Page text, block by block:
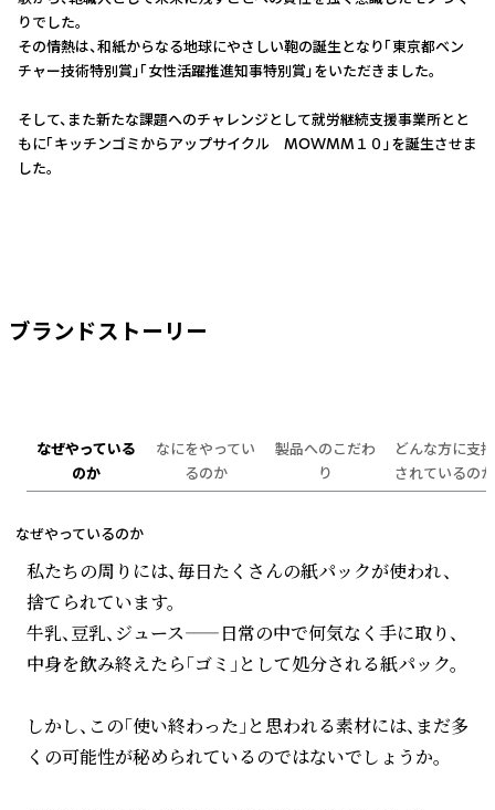
りでした。
その情熱は、和紙からなる地球にやさしい鞄の誕生となり「東京都ベン
チャー技術特別賞」「女性活躍推進知事特別賞」をいただきました。
そして、また新たな課題へのチャレンジとして就労継続支援事業所とと
もに「キッチンゴミからアップサイクル MOWMM１０」を誕生させま
した。
ブランドストーリー
なぜやっている
のか
なにをやってい
るのか
製品へのこだわ
り
どんな方に支持
されているのか
なぜやっているのか
私たちの周りには、毎日たくさんの紙パックが使われ、
捨てられています。
牛乳、豆乳、ジュース——日常の中で何気なく手に取り、
中身を飲み終えたら「ゴミ」として処分される紙パック。
しかし、この「使い終わった」と思われる素材には、まだ多
くの可能性が秘められているのではないでしょうか。